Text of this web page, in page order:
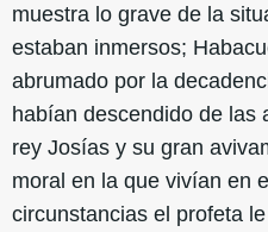
muestra lo grave de la
estaban inmersos;
abrumado por la
habían descendido de las
rey Josías y su gran
moral en la que vivían en
circunstancias el profeta